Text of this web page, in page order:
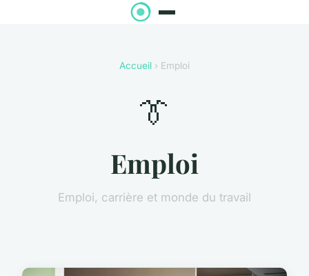
Accueil › Emploi
👔
Emploi
Emploi, carrière et monde du travail